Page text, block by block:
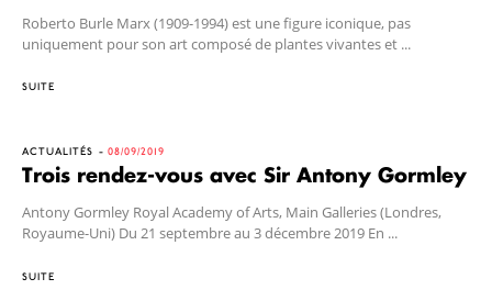
Roberto Burle Marx (1909-1994) est une figure iconique, pas
uniquement pour son art composé de plantes vivantes et ...
SUITE
ACTUALITÉS 08/09/2019
Trois rendez-vous avec Sir Antony Gormley
Antony Gormley Royal Academy of Arts, Main Galleries (Londres,
Royaume-Uni) Du 21 septembre au 3 décembre 2019 En ...
SUITE